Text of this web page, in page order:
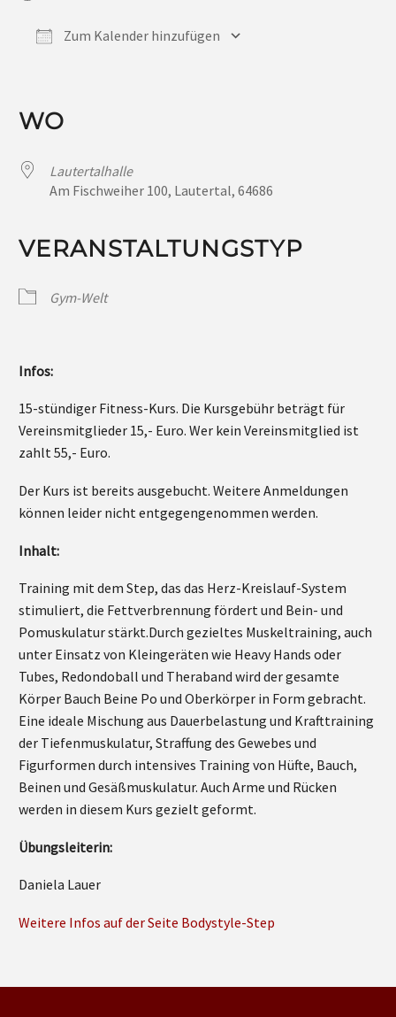
Zum Kalender hinzufügen
WO
Lautertalhalle
Am Fischweiher 100, Lautertal, 64686
VERANSTALTUNGSTYP
Gym-Welt
Infos:
15-stündiger Fitness-Kurs. Die Kursgebühr beträgt für
Vereinsmitglieder 15,- Euro. Wer kein Vereinsmitglied ist
zahlt 55,- Euro.
Der Kurs ist bereits ausgebucht. Weitere Anmeldungen
können leider nicht entgegengenommen werden.
Inhalt:
Training mit dem Step, das das Herz-Kreislauf-System
stimuliert, die Fettverbrennung fördert und Bein- und
Pomuskulatur stärkt.Durch gezieltes Muskeltraining, auch
unter Einsatz von Kleingeräten wie Heavy Hands oder
Tubes, Redondoball und Theraband wird der gesamte
Körper Bauch Beine Po und Oberkörper in Form gebracht.
Eine ideale Mischung aus Dauerbelastung und Krafttraining
der Tiefenmuskulatur, Straffung des Gewebes und
Figurformen durch intensives Training von Hüfte, Bauch,
Beinen und Gesäßmuskulatur. Auch Arme und Rücken
werden in diesem Kurs gezielt geformt.
Übungsleiterin:
Daniela Lauer
Weitere Infos auf der Seite Bodystyle-Step